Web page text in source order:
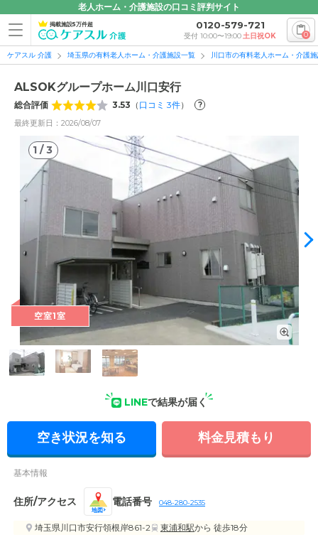
老人ホーム・介護施設の口コミ評判サイト
掲載施設5万件超 0120-579-721
受付 10:00〜19:00土日祝OK 0
ケアスル 介護 埼玉県の有料老人ホーム・介護施設一覧 川口市の有料老人ホーム・介護
ALSOKグループホーム川口安行
総合評価 3.53 （ 口コミ 3件） ?
最終更新日：2026/08/07
1 /3
1/3
外観: 外観は落ち着いた色合いのタイルがおしゃれな雰囲気を
醸し出しています。2階建てのシンプルな建物です。
空室1室
LINEで結果が届く
空き状況を知る 料金見積もり
基本情報
住所/アクセス
地図
電話番号 048-280-2535
埼玉県川口市安行領根岸861-2 東浦和駅から 徒歩18分